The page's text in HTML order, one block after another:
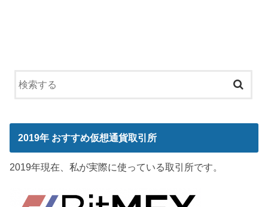
2019年 おすすめ仮想通貨取引所
2019年現在、私が実際に使っている取引所です。